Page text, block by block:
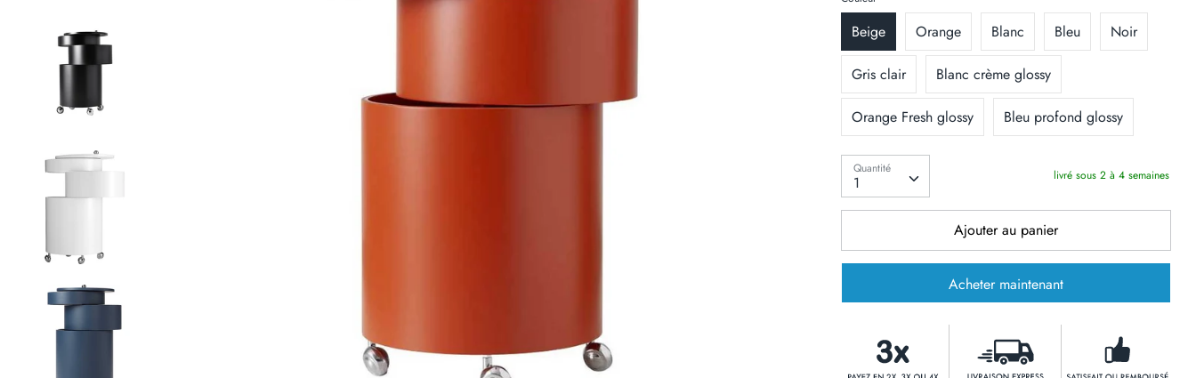
Beige Orange Blanc Bleu Noir
Gris clair Blanc crème glossy
Orange Fresh glossy Bleu profond glossy
Quantité
1
Quantité livré sous 2 à 4 semaines
Ajouter au panier
Acheter maintenant